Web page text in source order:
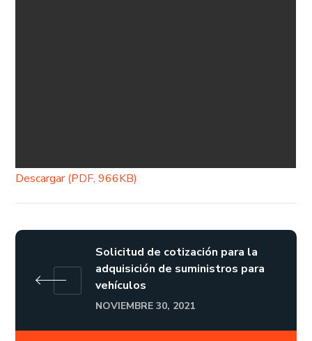
Descargar (PDF, 966KB)
Solicitud de cotización para la
adquisición de suministros para
vehículos
NOVIEMBRE 30, 2021